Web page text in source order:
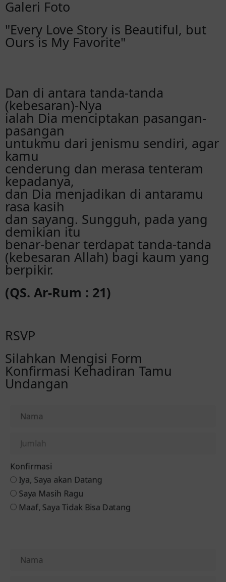
Galeri Foto
"Every Love Story is Beautiful, but
Ours is My Favorite"
Dan di antara tanda-tanda
(kebesaran)-Nya
ialah Dia menciptakan pasangan-
pasangan
untukmu dari jenismu sendiri, agar
kamu
cenderung dan merasa tenteram
kepadanya,
dan Dia menjadikan di antaramu
rasa kasih
dan sayang. Sungguh, pada yang
demikian itu
benar-benar terdapat tanda-tanda
(kebesaran Allah) bagi kaum yang
berpikir.
(QS. Ar-Rum : 21)
RSVP
Silahkan Mengisi Form
Konfirmasi Kehadiran Tamu
Undangan
Konfirmasi
Iya, Saya akan Datang
Saya Masih Ragu
Maaf, Saya Tidak Bisa Datang